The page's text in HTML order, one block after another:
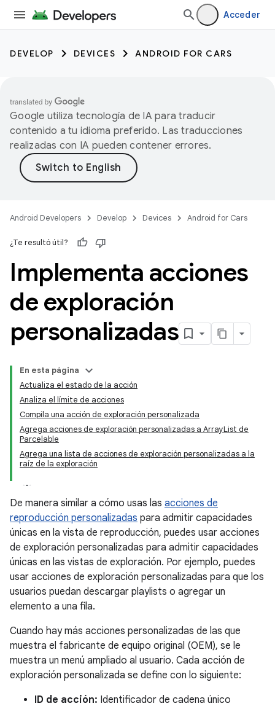
Acceder
DEVELOP DEVICES ANDROID FOR CARS
Google utiliza tecnología de IA para traducir
contenido a tu idioma preferido. Las traducciones
realizadas con IA pueden contener errores.
Android Developers Develop Devices Android for Cars
¿Te resultó útil?
Implementa acciones
de exploración
personalizadas
En esta página
Actualiza el estado de la acción
Analiza el límite de acciones
Compila una acción de exploración personalizada
Agrega acciones de exploración personalizadas a ArrayList de
Parcelable
Agrega una lista de acciones de exploración personalizadas a la
raíz de la exploración
De manera similar a cómo usas las acciones de
reproducción personalizadas para admitir capacidades
únicas en la vista de reproducción, puedes usar acciones
de exploración personalizadas para admitir capacidades
únicas en las vistas de exploración. Por ejemplo, puedes
usar acciones de exploración personalizadas para que los
usuarios puedan descargar playlists o agregar un
elemento a una fila.
Cuando hay más acciones personalizadas de las que
muestra el fabricante de equipo original (OEM), se le
muestra un menú ampliado al usuario. Cada acción de
exploración personalizada se define con lo siguiente:
ID de acción: Identificador de cadena único